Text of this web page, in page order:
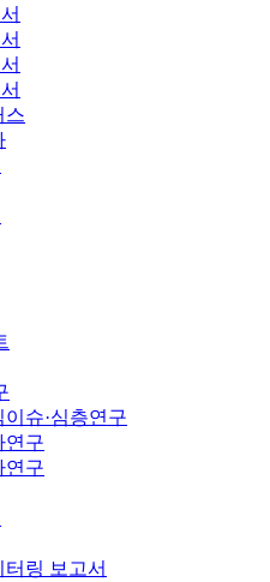
스
슈·심층연구
연구
연구
링 보고서